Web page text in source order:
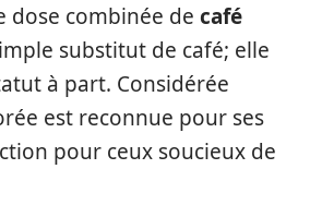
dose combinée de café
substitut de café; elle
à part. Considérée
est reconnue pour ses
pour ceux soucieux de